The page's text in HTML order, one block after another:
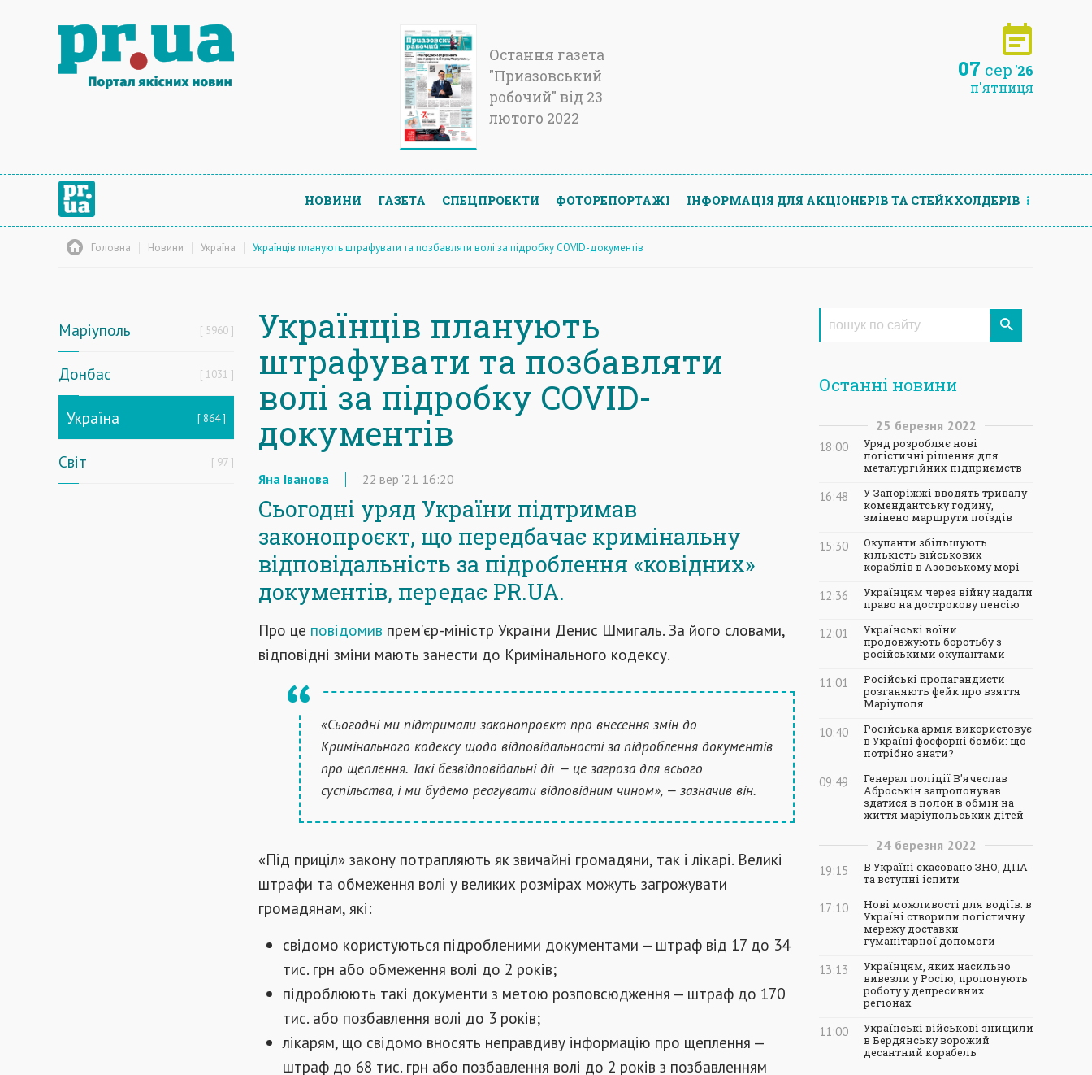
Остання газета
"Приазовський
робочий" від 23
лютого 2022
07 сер '26
п'ятниця
НОВИНИ ГАЗЕТА СПЕЦПРОЕКТИ ФОТОРЕПОРТАЖІ ІНФОРМАЦIЯ ДЛЯ АКЦIОНЕРIВ ТА СТЕЙКХОЛДЕРIВ
Головна Новини Україна Українців планують штрафувати та позбавляти волі за підробку COVID-документів
Маріуполь 5960
Донбас 1031
Україна 864
Світ 97
Українців планують
штрафувати та позбавляти
волі за підробку COVID-
документів
Яна Іванова 22 вер '21 16:20
Сьогодні уряд України підтримав
законопроєкт, що передбачає кримінальну
відповідальність за підроблення «ковідних»
документів, передає PR.UA.
Про це повідомив прем’єр-міністр України Денис Шмигаль. За його словами,
відповідні зміни мають занести до Кримінального кодексу.
«Сьогодні ми підтримали законопроєкт про внесення змін до
Кримінального кодексу щодо відповідальності за підроблення документів
про щеплення. Такі безвідповідальні дії — це загроза для всього
суспільства, і ми будемо реагувати відповідним чином», — зазначив він.
«Під приціл» закону потрапляють як звичайні громадяни, так і лікарі. Великі
штрафи та обмеження волі у великих розмірах можуть загрожувати
громадянам, які:
свідомо користуються підробленими документами — штраф від 17 до 34
тис. грн або обмеження волі до 2 років;
підроблюють такі документи з метою розповсюдження — штраф до 170
тис. або позбавлення волі до 3 років;
лікарям, що свідомо вносять неправдиву інформацію про щеплення —
штраф до 68 тис. грн або позбавлення волі до 2 років з позбавленням
Останні новини
25 березня 2022
18:00
Уряд розробляє нові
логістичні рішення для
металургійних підприємств
16:48
У Запоріжжі вводять тривалу
комендантську годину,
змінено маршрути поїздів
15:30
Окупанти збільшують
кількість військових
кораблів в Азовському морі
12:36
Українцям через війну надали
право на дострокову пенсію
12:01
Українські воїни
продовжують боротьбу з
російськими окупантами
11:01
Російські пропагандисти
розганяють фейк про взяття
Маріуполя
10:40
Російська армія використовує
в Україні фосфорні бомби: що
потрібно знати?
09:49
Генерал поліції В'ячеслав
Аброськін запропонував
здатися в полон в обмін на
життя маріупольських дітей
24 березня 2022
19:15
В Україні скасовано ЗНО, ДПА
та вступні іспити
17:10
Нові можливості для водіїв: в
Україні створили логістичну
мережу доставки
гуманітарної допомоги
13:13
Українцям, яких насильно
вивезли у Росію, пропонують
роботу у депресивних
регіонах
11:00
Українські військові знищили
в Бердянську ворожий
десантний корабель